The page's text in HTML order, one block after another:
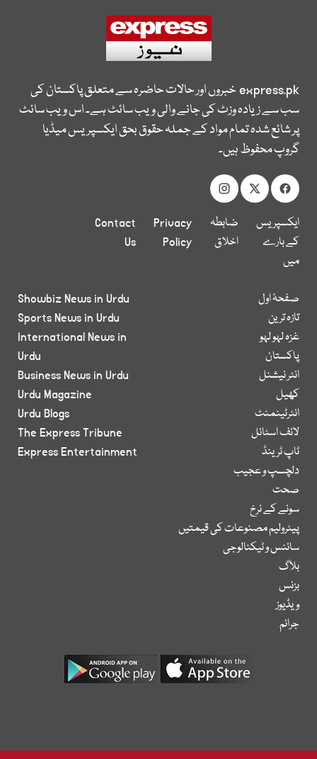
express.pkخبروں اور حالات حاضرہ سے متعلق پاکستان کی
سب سے زیادہ وزٹ کی جانے والی ویب سائٹ ہے۔ اس ویب سائٹ
پر شائع شدہ تمام مواد کے جملہ حقوق بحق ایکسپریس میڈیا
گروپ محفوظ ہیں۔
ایکسپریس
کے بارے
میں
ضابطہ
اخلاق
Privacy
Policy
Contact
Us
صفحۂ اول
تازہ ترین
غزہ لہو لہو
پاکستان
انٹر نیشنل
کھیل
انٹرٹینمنٹ
لائف اسٹائل
ٹاپ ٹرینڈ
دلچسپ و عجیب
صحت
سونے کے نرخ
پیٹرولیم مصنوعات کی قیمتیں
سائنس و ٹیکنالوجی
بلاگ
بزنس
ویڈیوز
جرائم
Showbiz News in Urdu
Sports News in Urdu
International News in
Urdu
Business News in Urdu
Urdu Magazine
Urdu Blogs
The Express Tribune
Express Entertainment